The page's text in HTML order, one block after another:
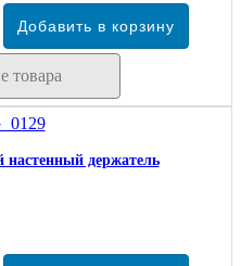
товара
держатель